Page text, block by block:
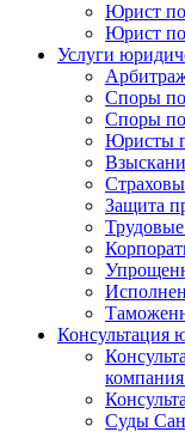
Юрист
Юрист
Услуги
Споры по
Споры по
Юристы
Защита
Консультация
Суды